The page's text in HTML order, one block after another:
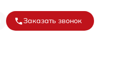
Заказать звонок